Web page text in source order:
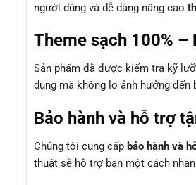
người dùng và dễ dàng nâng cao
Theme sạch 100%
Sản phẩm đã được kiểm tra kỹ
dụng mà không lo ảnh hưởng đến
Bảo hành và hỗ trợ
Chúng tôi cung cấp bảo hành và
thuật sẽ hỗ trợ bạn một cách